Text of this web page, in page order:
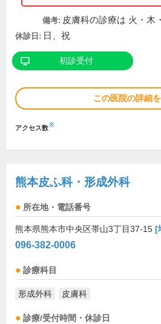
備考: 皮膚科の診療は 火・木
休診日: 日、祝
初診受付
この医院の詳細
アクセス数※
熊本皮ふ科・形成外科
所在地・電話番号
熊本県熊本市中央区帯山3丁目37-15 [
096-382-0006
診療科目
形成外科 皮膚科
診療/受付時間・休診日